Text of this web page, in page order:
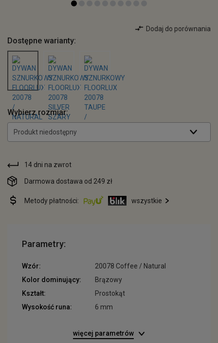
Dodaj do porównania
Dostępne warianty:
Wybierz rozmiar:
Produkt niedostępny
14 dni na zwrot
Darmowa dostawa od 249 zł
Metody płatności: wszystkie
Parametry:
Wzór:
20078 Coffee / Natural
Kolor dominujący:
Brązowy
Kształt:
Prostokąt
Wysokość runa:
6 mm
więcej parametrów